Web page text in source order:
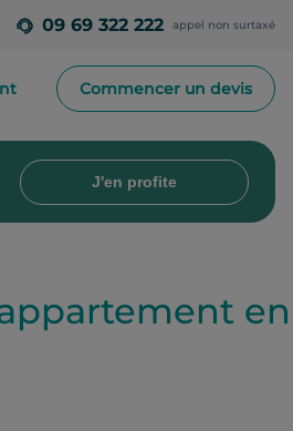
09 69 322 222 appel non surtaxé
Commencer un devis
J'en profite
en